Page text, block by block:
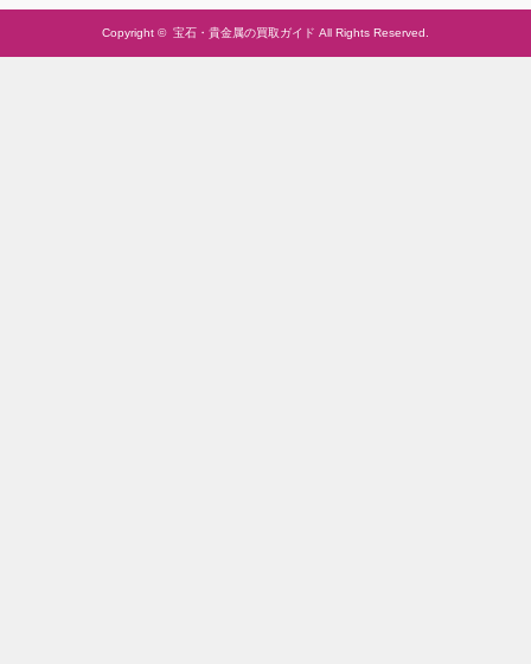
Copyright © 宝石・貴金属の買取ガイド All Rights Reserved.